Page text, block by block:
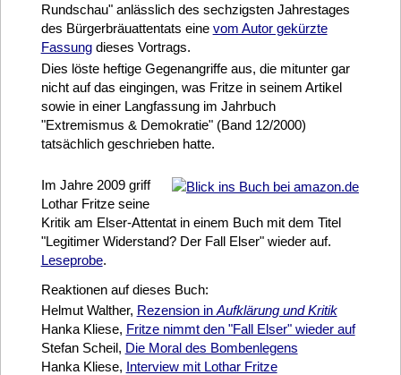
Rundschau" anlässlich des sechzigsten Jahrestages
des Bürgerbräuattentats eine vom Autor gekürzte
Fassungdieses Vortrags.
Dies löste heftige Gegenangriffe aus, die mitunter gar
nicht auf das eingingen, was Fritze in seinem Artikel
sowie in einer Langfassung im Jahrbuch
"Extremismus & Demokratie" (Band 12/2000)
tatsächlich geschrieben hatte.
Im Jahre 2009 griff
Lothar Fritze seine
Kritik am Elser-Attentat in einem Buch mit dem Titel
"Legitimer Widerstand? Der Fall Elser" wieder auf.
Leseprobe.
Reaktionen auf dieses Buch:
Helmut Walther, Rezension in Aufklärung und Kritik
Hanka Kliese, Fritze nimmt den "Fall Elser" wieder auf
Stefan Scheil, Die Moral des Bombenlegens
Hanka Kliese, Interview mit Lothar Fritze